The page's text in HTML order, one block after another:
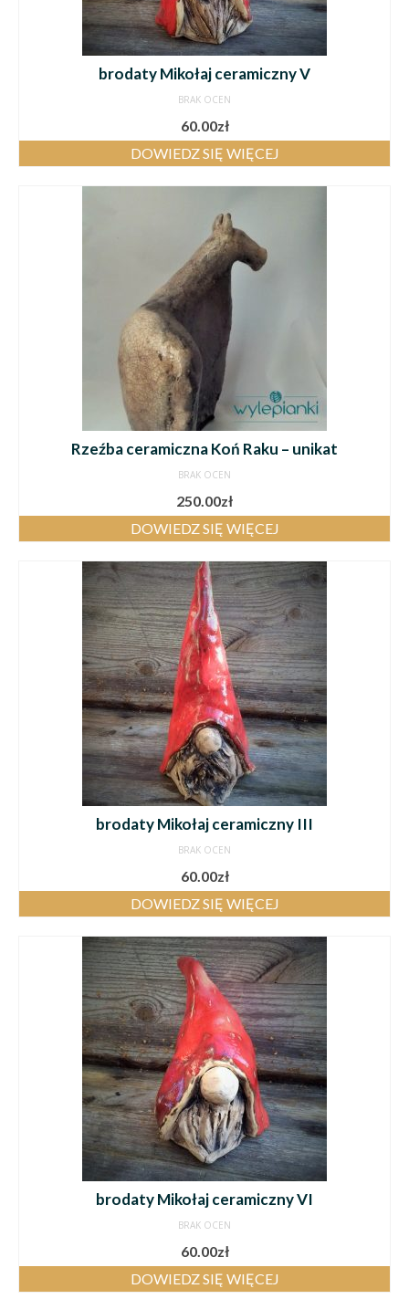
brodaty Mikołaj ceramiczny V
BRAK OCEN
60.00zł
DOWIEDZ SIĘ WIĘCEJ
Rzeźba ceramiczna Koń Raku – unikat
BRAK OCEN
250.00zł
DOWIEDZ SIĘ WIĘCEJ
brodaty Mikołaj ceramiczny III
BRAK OCEN
60.00zł
DOWIEDZ SIĘ WIĘCEJ
brodaty Mikołaj ceramiczny VI
BRAK OCEN
60.00zł
DOWIEDZ SIĘ WIĘCEJ